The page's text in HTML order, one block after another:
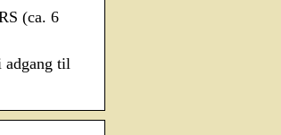
(ca. 6
adgang til